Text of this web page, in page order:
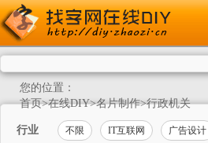
您的位置：
首页>在线DIY>名片制作>行政机关
行业 不限 IT互联网 广告设计